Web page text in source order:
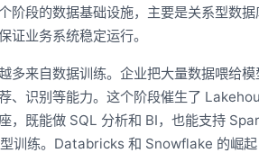
阶段的数据基础设施，主要是关系型数据
证业务系统稳定运行。
多来自数据训练。企业把大量数据喂给
、识别等能力。这个阶段催生了
，既能做 SQL 分析和 BI，也能支持
训练。Databricks 和 Snowflake 的崛